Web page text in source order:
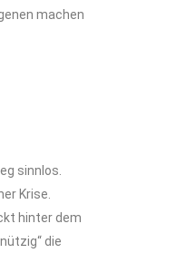
machen
sinnlos.
Krise.
hinter dem
die